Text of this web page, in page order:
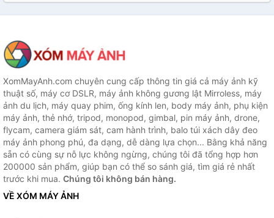
XomMayAnh.com chuyên cung cấp thông tin giá cả máy ảnh kỹ
thuật số, máy cơ DSLR, máy ảnh không gương lật Mirroless, máy
ảnh du lịch, máy quay phim, ống kính len, body máy ảnh, phụ kiện
máy ảnh, thẻ nhớ, tripod, monopod, gimbal, pin máy ảnh, drone,
flycam, camera giám sát, cam hành trình, balo túi xách dây đeo
máy ảnh phong phú, đa dạng, dễ dàng lựa chọn... Bằng khả năng
sẵn có cùng sự nỗ lực không ngừng, chúng tôi đã tổng hợp hơn
200000 sản phẩm, giúp bạn có thể so sánh giá, tìm giá rẻ nhất
trước khi mua. Chúng tôi không bán hàng.
VỀ XÓM MÁY ẢNH